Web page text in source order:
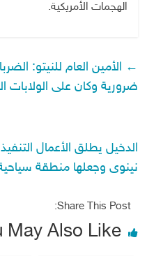
الهجمات الأمريكية.
← الأمين العام للنيتو:
ضرورية وكان على الولابات
الدخيل يطلق الأعمال
نينوى وجعلها منطقة
Share This Post:
May Also Like